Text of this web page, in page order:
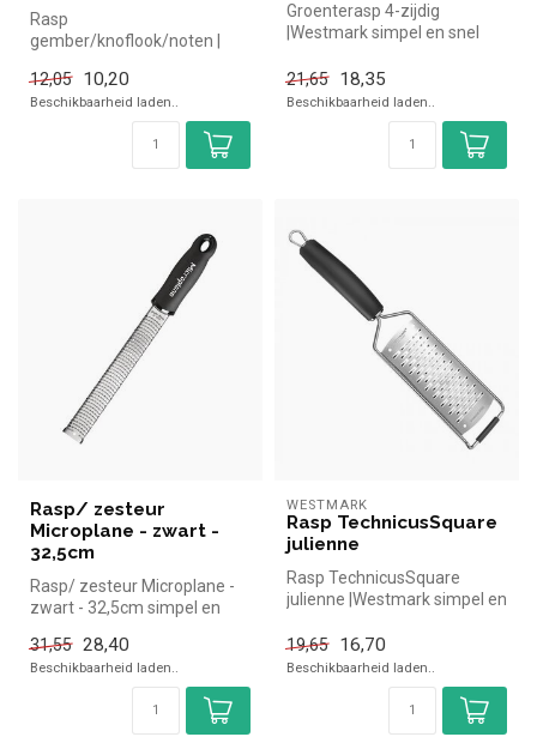
Rasp
gember/knoflook/noten |
de horeca. Overzichtel...
12,05 10,20
Beschikbaarheid laden..
Groenterasp 4-zijdig
|Westmark simpel en snel
Overzicht...
21,65 18,35
Beschikbaarheid laden..
Rasp/ zesteur
Microplane - zwart -
32,5cm
Rasp/ zesteur Microplane -
zwart - 32,5cm simpel en
horeca...
31,55 28,40
Beschikbaarheid laden..
WESTMARK
Rasp TechnicusSquare
julienne
Rasp TechnicusSquare
julienne |Westmark simpel en
...
19,65 16,70
Beschikbaarheid laden..